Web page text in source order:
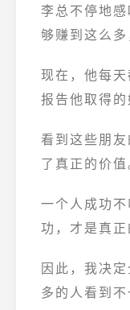
李总不停地
够赚到这么多
现在，他每
报告他取得的
看到这些朋
了真正的价值
一个人成功
功，才是真正
因此，我决
多的人看到不